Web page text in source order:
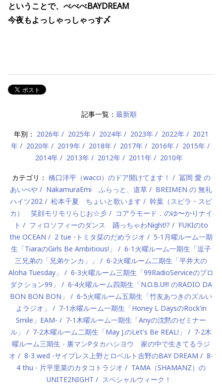
ということで、べべべBAYDREAM
今夜もよっしゃっしゃっす〆
記事一覧： 最新順
年別： 2026年 2025年 2024年 2023年 2022年
2021
年
2020年 2019年 2018年 2017年 2016年
2015年
2014年
2013年 2012年 2011年 2010年
カテゴリ： 橋口洋平（wacci）のドア開けてます！
冨岡 愛 の
あいべや
NakamuraEmi ふらっと、道草
BREIMEN の 無礼
ハイツ202
松本千夏 ちょいと歌います
幹葉（スピラ・スピ
カ） 笑顔モリモリらじお☆彡
コアラモード．のゆ〜かりナイ
ト
フィロソフィーのダンス 踊っちゃわNight!?
FUKIのto
the OCEAN
2 tue -トミタ栞のだめラジオ
5-1月曜ルーム一期
生「TiaraのGirls Be Ambitious!」
6-1火曜ルーム一期生「逗子
三兄弟の「兄弟ケンカ」」
6-2火曜ルーム二期生「平井大の
Aloha Tuesday」
6-3火曜ルーム三期生「99RadioServiceのプロ
ダクション99」
6-4火曜ルーム四期生「N.O.B.U!!! のRADIO DA
BON BON BON」
6-5火曜ルーム五期生「竹友あつきのズルい
よラジオ」
7-1水曜ルーム一期生「Honey L DaysのRock'in
Smile」EAM-
7-1木曜ルーム一期生「Anyの沈黙のゼミナー
ル」
7-2木曜ルーム二期生「May J.のLet's Be REAL!」
7-2木
曜ルーム三期生 - 裏マンPタカハシヨウ 家の中で生きてるラジ
オ
8-3 wed -サイプレス上野とロベルト吉野のBAY DREAM
8-
4 thu - 片平里菜のカタコトラジオ
TAMA（SHAMANZ）の
UNITE2NIGHT
スペシャルウィーク！